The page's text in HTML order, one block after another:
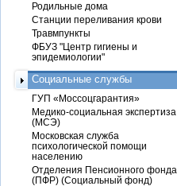
Родильные дома
Станции переливания крови
Травмпункты
ФБУЗ "Центр гигиены и
эпидемиологии"
Социальные службы
ГУП «Моссоцгарантия»
Медико-социальная экспертиза
(МСЭ)
Московская служба
психологической помощи
населению
Отделения Пенсионного фонда
(ПФР) (Социальный фонд)